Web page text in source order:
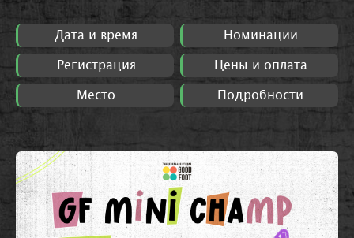
Дата и время Номинации
Регистрация Цены и оплата
Место Подробности